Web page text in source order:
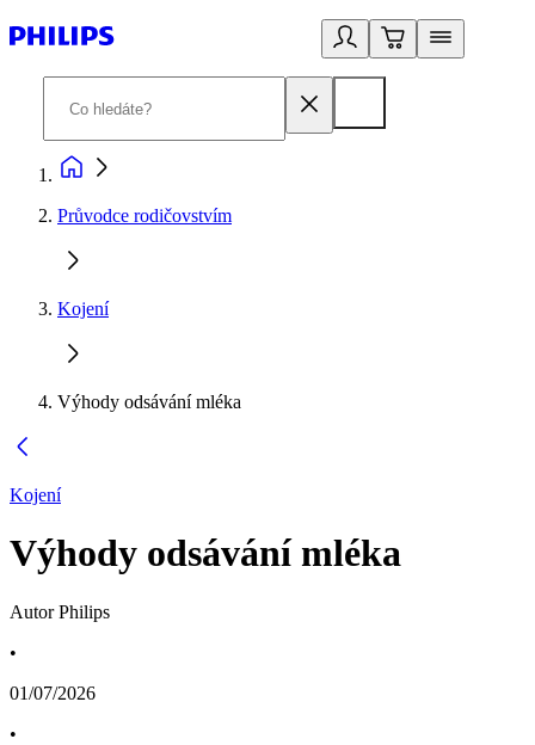
Průvodce rodičovstvím
Kojení
Výhody odsávání mléka
Kojení
Výhody odsávání mléka
Autor Philips
•
01/07/2026
•